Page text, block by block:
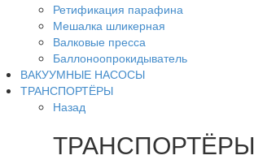
Ретификация парафина
Мешалка шликерная
Валковые пресса
Баллоноопрокидыватель
ВАКУУМНЫЕ НАСОСЫ
ТРАНСПОРТЁРЫ
Назад
ТРАНСПОРТЁРЫ